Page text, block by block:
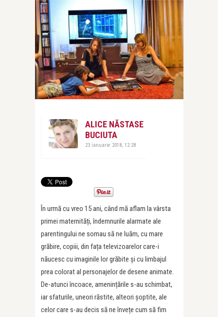
ALICE NĂSTASE
BUCIUTA
23 ianuarie 2018, 12:28
În urmă cu vreo 15 ani, când mă aflam la vârsta
primei maternități, îndemnurile alarmate ale
parentingului ne somau să ne luăm, cu mare
grăbire, copiii, din fața televizoarelor care-i
năucesc cu imaginile lor grăbite și cu limbajul
prea colorat al personajelor de desene animate.
De-atunci încoace, amenințările s-au schimbat,
iar sfaturile, uneori răstite, alteori șoptite, ale
celor care s-au decis să ne învețe cum să fim